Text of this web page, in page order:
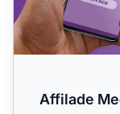
Affilade